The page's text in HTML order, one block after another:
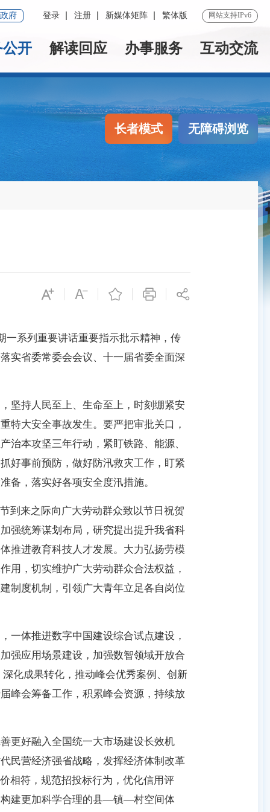
府 登录 注册 新媒体矩阵 繁体版 网站支持IPv6
开 解读回应 办事服务 互动交流
长者模式 无障碍浏览
系列重要讲话重要指示批示精神，传
实省委常委会会议、十一届省委全面深
坚持人民至上、生命至上，时刻绷紧安
特大安全事故发生。要严把审批关口，
治本攻坚三年行动，紧盯铁路、能源、
好事前预防，做好防汛救灾工作，盯紧
备，落实好各项安全度汛措施。
到来之际向广大劳动群众致以节日祝贺
强统筹谋划布局，研究提出提升我省科
推进教育科技人才发展。大力弘扬劳模
用，切实维护广大劳动群众合法权益，
制度机制，引领广大青年立足各自岗位
一体推进数字中国建设综合试点建设，
强应用场景建设，加强数智领域开放合
化成果转化，推动峰会优秀案例、创新
峰会筹备工作，积累峰会资源，持续放
更好融入全国统一大市场建设长效机
民营经济强省战略，发挥经济体制改革
相符，规范招投标行为，优化信用评
构建更加科学合理的县—镇—村空间体